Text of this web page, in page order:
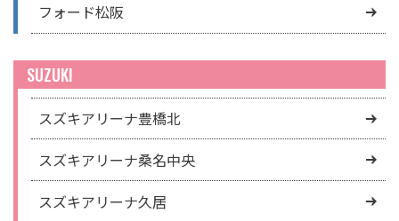
フォード松阪
SUZUKI
スズキアリーナ豊橋北
スズキアリーナ桑名中央
スズキアリーナ久居